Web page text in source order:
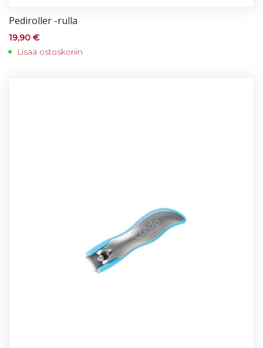
Pe­di­rol­ler -rul­la
19,90 €
Lisää ostoskoriin